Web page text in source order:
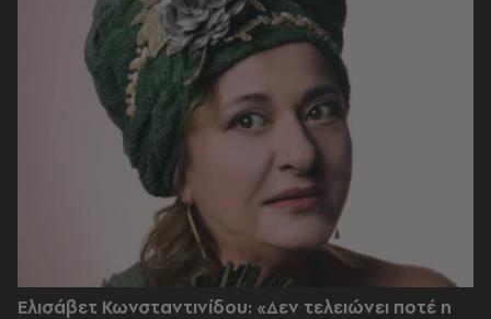
Ελισάβετ Κωνσταντινίδου: «Δεν τελειώνει ποτέ η